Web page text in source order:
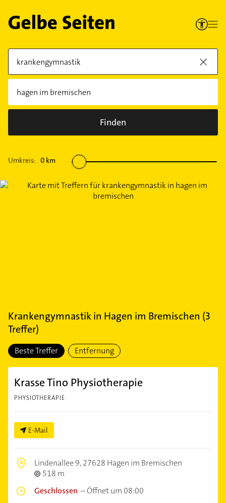
Finden
Umkreis: 0 km
Krankengymnastikin Hagen im Bremischen (3
Treffer)
Beste Treffer Entfernung
Krasse Tino Physiotherapie
PHYSIOTHERAPIE
E-Mail
Lindenallee 9,27628 Hagen im Bremischen
518 m
Geschlossen –Öffnet um 08:00